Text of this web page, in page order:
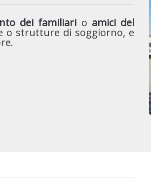
dei familiari o amici del
o strutture di soggiorno, e